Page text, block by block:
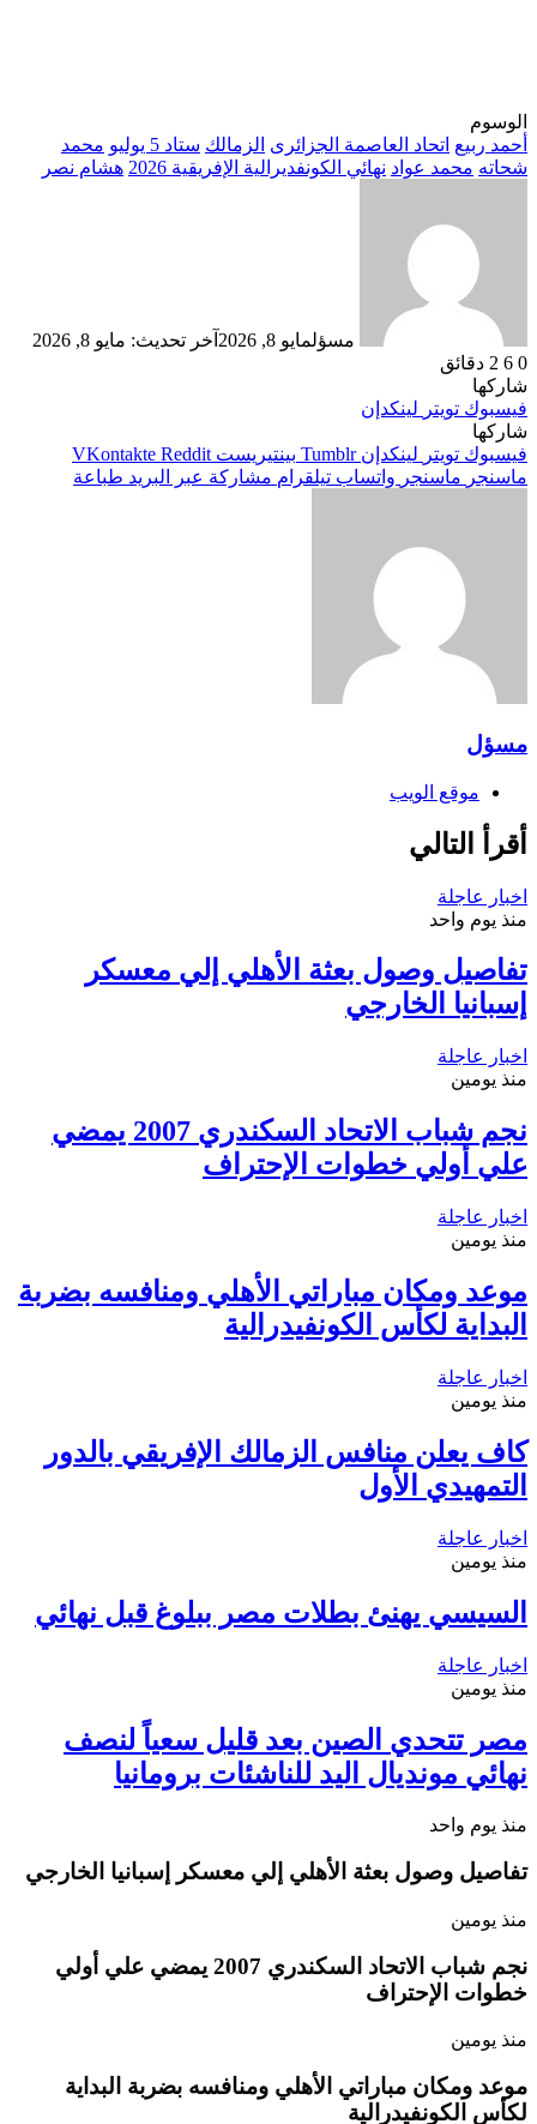
الوسوم
أحمد ربيع اتحاد العاصمة الجزائرى الزمالك ستاد 5 يوليو
محمد
شحاته محمد عواد نهائي الكونفديرالية الإفريقية 2026 هشام نصر
مسؤلمايو 8, 2026
آخر تحديث: مايو 8, 2026
0
2 دقائق
شاركها
فيسبوك تويتر لينكدإن
شاركها
فيسبوك تويتر لينكدإن بينتيريست
ماسنجر ماسنجر واتساب تيلقرام مشاركة عبر البريد طباعة
مسؤل
موقع الويب
أقرأ التالي
اخبار عاجلة
منذ يوم واحد
تفاصيل وصول بعثة الأهلي إلي معسكر
إسبانيا الخارجي
اخبار عاجلة
منذ يومين
نجم شباب الاتحاد السكندري 2007 يمضي
علي أولي خطوات الإحتراف
اخبار عاجلة
منذ يومين
موعد ومكان مباراتي الأهلي ومنافسه بضربة
البداية لكأس الكونفيدرالية
اخبار عاجلة
منذ يومين
كاف يعلن منافس الزمالك الإفريقي بالدور
التمهيدي الأول
اخبار عاجلة
منذ يومين
السيسي يهنئ بطلات مصر ببلوغ قبل نهائي
اخبار عاجلة
منذ يومين
مصر تتحدي الصين بعد قليل سعياً لنصف
نهائي مونديال اليد للناشئات برومانيا
منذ يوم واحد
تفاصيل وصول بعثة الأهلي إلي معسكر إسبانيا الخارجي
منذ يومين
نجم شباب الاتحاد السكندري 2007 يمضي علي أولي
خطوات الإحتراف
منذ يومين
موعد ومكان مباراتي الأهلي ومنافسه بضربة البداية
لكأس الكونفيدرالية